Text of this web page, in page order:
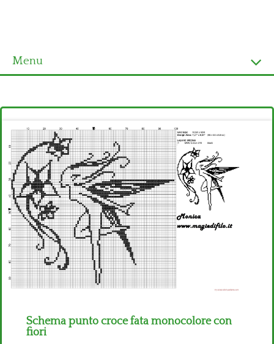
Menu
Ultimi schemi
Alfabeto
Bambini
Disney
Thun
Schema punto croce fata monocolore con
fiori